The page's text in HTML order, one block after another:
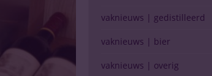
vaknieuws | gedistilleerd
vaknieuws | bier
vaknieuws | overig